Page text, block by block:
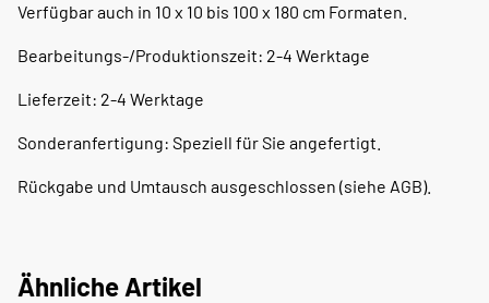
Verfügbar auch in 10 x 10 bis 100 x 180 cm Formaten.
Bearbeitungs-/Produktionszeit: 2-4 Werktage
Lieferzeit: 2-4 Werktage
Sonderanfertigung: Speziell für Sie angefertigt.
Rückgabe und Umtausch ausgeschlossen (siehe AGB).
Ähnliche Artikel